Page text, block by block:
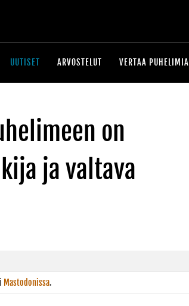
UUTISET ARVOSTELUT VERTAA PUHELIMIA
on
ja valtava
Mastodonissa.